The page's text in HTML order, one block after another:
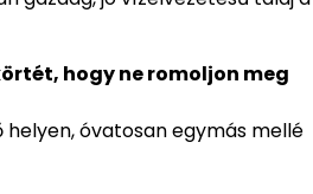
hogy ne romoljon meg
helyen, óvatosan egymás mellé